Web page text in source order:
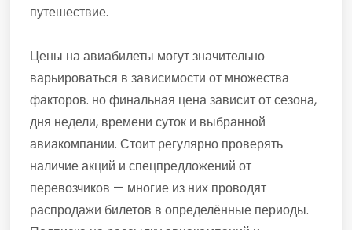
путешествие.
Цены на авиабилеты могут значительно
варьироваться в зависимости от множества
факторов. но финальная цена зависит от сезона,
дня недели, времени суток и выбранной
авиакомпании. Стоит регулярно проверять
наличие акций и спецпредложений от
перевозчиков — многие из них проводят
распродажи билетов в определённые периоды.